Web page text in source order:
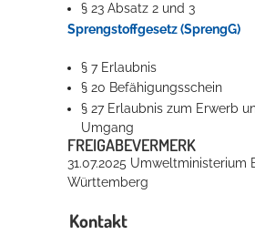
§ 23 Absatz 2 und 3
Sprengstoffgesetz (SprengG)
§ 7 Erlaubnis
§ 20 Befähigungsschein
§ 27 Erlaubnis zum Erwerb
Umgang
FREIGABEVERMERK
31.07.2025 Umweltministerium
Württemberg
Kontakt